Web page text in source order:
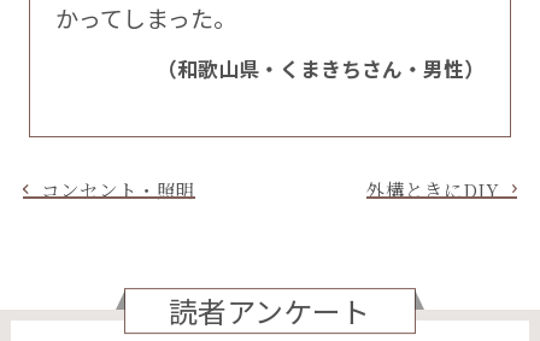
かってしまった。
（和歌山県・くまきちさん・男性）
コンセント・照明 外構ときにDIY
読者アンケート